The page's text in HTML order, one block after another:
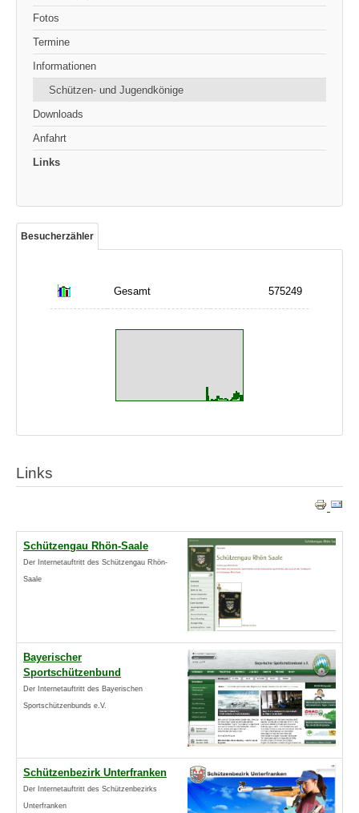
Fotos
Termine
Informationen
Schützen- und Jugendkönige
Downloads
Anfahrt
Links
Besucherzähler
Gesamt 575249
Links
Schützengau Rhön-Saale
Der Internetauftritt des Schützengau Rhön-
Saale
Bayerischer
Sportschützenbund
Der Internetauftritt des Bayerischen
Sportschützenbunds e.V.
Schützenbezirk Unterfranken
Der Internetauftritt des Schützenbezirks
Unterfranken